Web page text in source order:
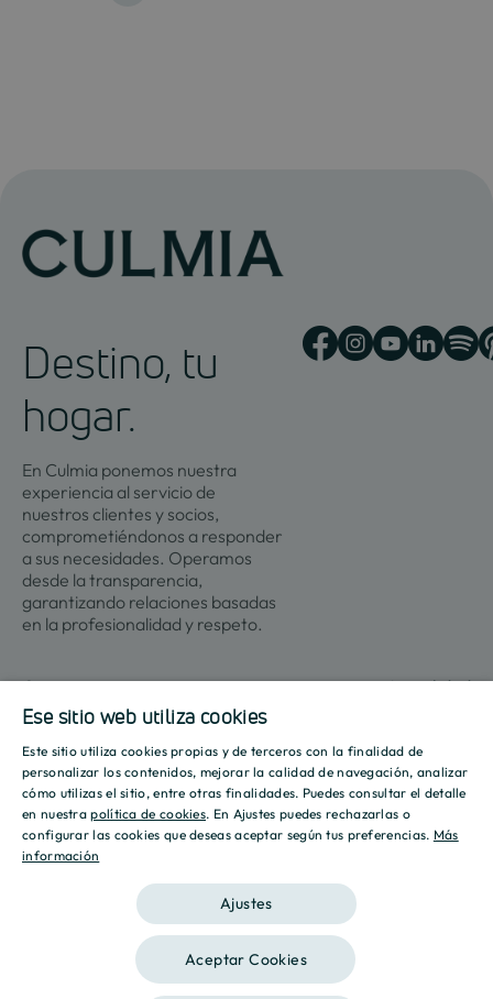
Destino, tu
hogar.
En Culmia ponemos nuestra
experiencia al servicio de
nuestros clientes y socios,
comprometiéndonos a responder
a sus necesidades. Operamos
desde la transparencia,
garantizando relaciones basadas
en la profesionalidad y respeto.
Contacto Actualidad
Promociones
Madrid
Barcelona
Culmia
Sobre
nosotros
Sala
de
prensa
Informes
Líneas
de
negocio
Vivienda
Vivienda
Asequible
Vivienda
Alquiler
Gestión
Actualidad
Tendencias
Innovación
Recursos
Política de privacidad Política de Cookies
SPANISH
ENGLISH
Ese sitio web utiliza cookies
Este sitio utiliza cookies propias y de terceros con la finalidad de
personalizar los contenidos, mejorar la calidad de navegación, analizar
cómo utilizas el sitio, entre otras finalidades. Puedes consultar el detalle
en nuestrapolítica de cookies. En Ajustes puedes rechazarlas o
configurar las cookies que deseas aceptar según tus preferencias. Más
información
Ajustes
Aceptar Cookies